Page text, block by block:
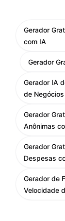
Gerador
com IA
Gerador
Gerador IA
de
Gerador
Anônimas
Gerador
Despesas
Gerador de
Velocidade